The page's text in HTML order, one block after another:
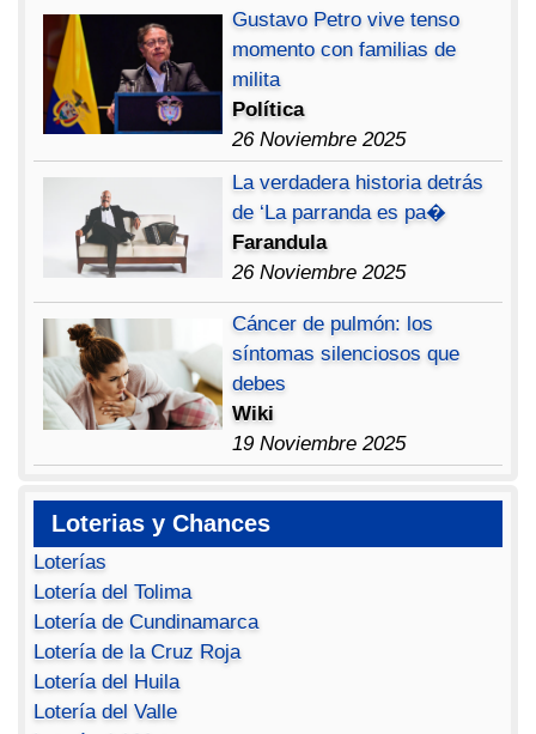
Gustavo Petro vive tenso
momento con familias de
milita
Política
26 Noviembre 2025
La verdadera historia detrás
de ‘La parranda es pa�
Farandula
26 Noviembre 2025
Cáncer de pulmón: los
síntomas silenciosos que
debes
Wiki
19 Noviembre 2025
Loterias y Chances
Loterías
Lotería del Tolima
Lotería de Cundinamarca
Lotería de la Cruz Roja
Lotería del Huila
Lotería del Valle